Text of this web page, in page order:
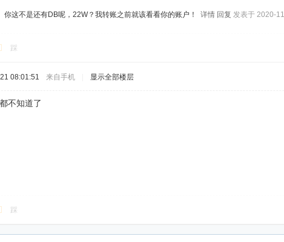
你这不是还有DB呢，22W？我转账之前就该看看你的账户！ 详情 回复 发表于 2020-
踩
08:01:51 来自手机 显示全部楼层
不知道了
踩